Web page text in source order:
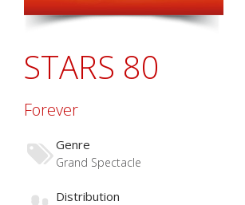
STARS 80
Forever
Genre
Grand Spectacle
Distribution